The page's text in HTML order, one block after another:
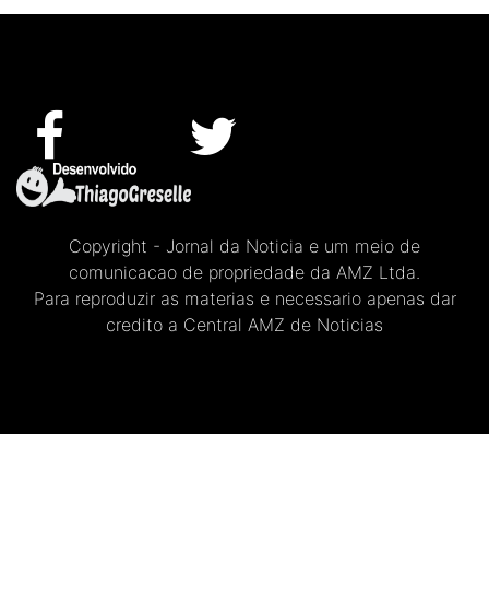
Copyright - Jornal da Noticia e um meio de
comunicacao de propriedade da AMZ Ltda.
Para reproduzir as materias e necessario apenas dar
credito a Central AMZ de Noticias